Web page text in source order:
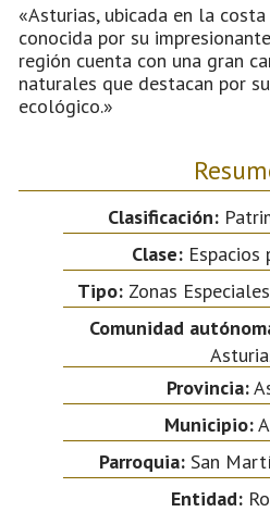
«Asturias, ubicada en la
conocida por su
región cuenta con una gran
naturales que destacan por
ecológico.»
Clasificación:
Clase:
Tipo: Zonas
Comunidad
Provincia:
Municipio:
Parroquia:San
Entidad: